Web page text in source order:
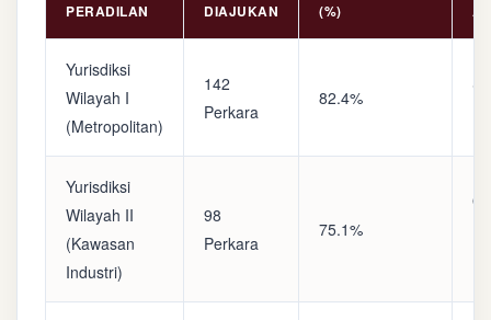
PERADILAN
DIAJUKAN
(%)
Yurisdiksi
Wilayah I
(Metropolitan)
142
Perkara
82.4%
Yurisdiksi
Wilayah II
(Kawasan
Industri)
98
Perkara
75.1%